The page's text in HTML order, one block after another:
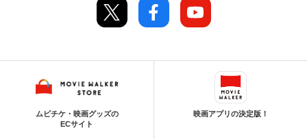
ムビチケ・映画グッズの
ECサイト
映画アプリの決定版！